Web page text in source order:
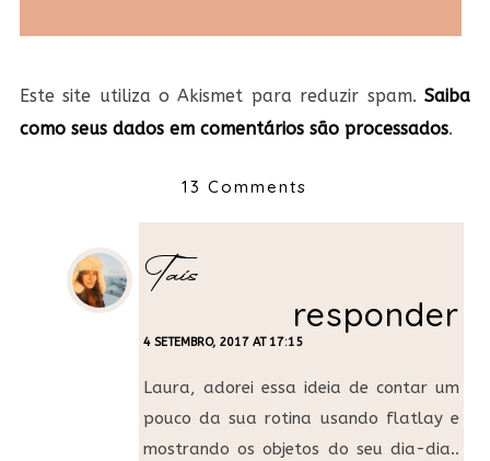
Este site utiliza o Akismet para reduzir spam.Saiba
como seus dados em comentários são processados.
13 Comments
Taís
4 SETEMBRO, 2017 AT 17:15
responder
Laura, adorei essa ideia de contar um
pouco da sua rotina usando flatlay e
mostrando os objetos do seu dia-dia..